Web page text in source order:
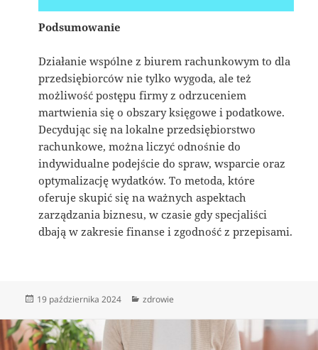
Podsumowanie
Działanie wspólne z biurem rachunkowym to dla
przedsiębiorców nie tylko wygoda, ale też
możliwość postępu firmy z odrzuceniem
martwienia się o obszary księgowe i podatkowe.
Decydując się na lokalne przedsiębiorstwo
rachunkowe, można liczyć odnośnie do
indywidualne podejście do spraw, wsparcie oraz
optymalizację wydatków. To metoda, które
oferuje skupić się na ważnych aspektach
zarządzania biznesu, w czasie gdy specjaliści
dbają w zakresie finanse i zgodność z przepisami.
Data
19 października 2024 Kategorie
zdrowie